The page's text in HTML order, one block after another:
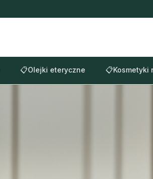
📋Olejki eteryczne 📋Kosmetyki